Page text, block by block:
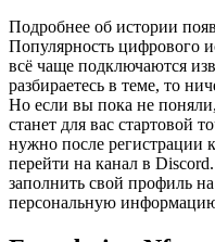
Подробнее об истории
Популярность цифрового
всё чаще подключаются
разбираетесь в теме, то
Но если вы пока не поняли,
станет для вас стартовой
нужно после регистрации
перейти на канал в
заполнить свой профиль
персональную